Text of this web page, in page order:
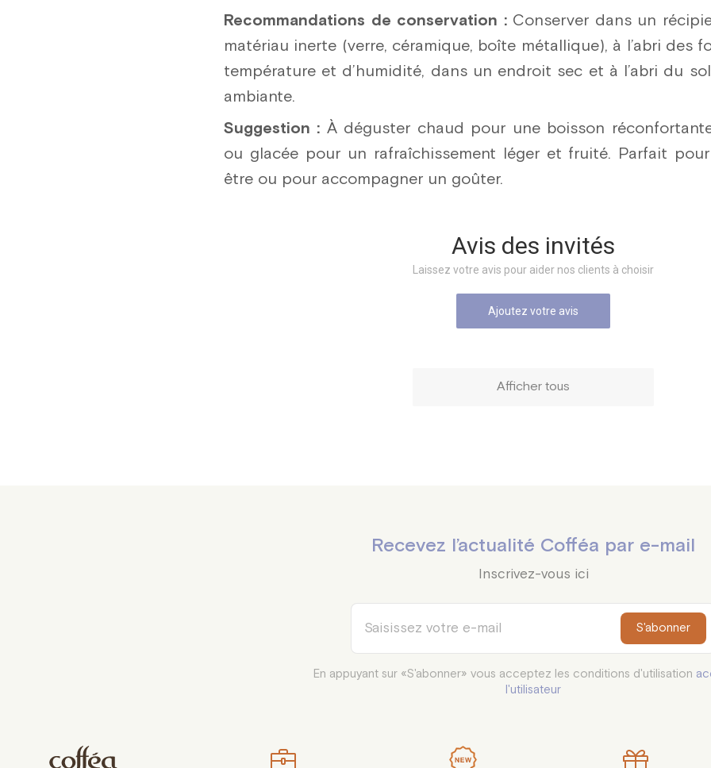
Recommandations de conservation :Conserver dans un
matériau inerte (verre, céramique, boîte métallique), à l’abri des
température et d’humidité, dans un endroit sec et à l’abri du
ambiante.
Suggestion : À déguster chaud pour une boisson
ou glacée pour un rafraîchissement léger et fruité. Parfait
être ou pour accompagner un goûter.
Avis des invités
Laissez votre avis pour aider nos clients à choisir
Ajoutez votre avis
Afficher tous
Recevez l’actualité Cofféa par e-mail
Inscrivez-vous ici
S'abonner
En appuyant sur «S'abonner» vous acceptez les conditions d'utilisation
l'utilisateur